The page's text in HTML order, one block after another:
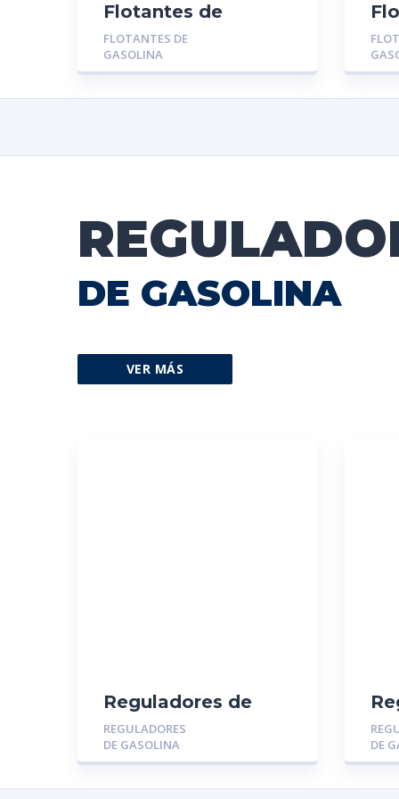
Flotantes de
Gasolina MGR-
01556: TOYOTA
TERIOS 2003
FLOTANTES DE
GASOLINA
DE GASOLINA
VER MÁS
Reguladores de
Gasolina MGR-
014116: TOYOTA
YARIS – RAV4 –
REGULADORES
DE GASOLINA
DE